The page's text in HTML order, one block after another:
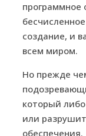
программное
создание, и
всем миром.
Но прежде
который
или
обеспечения.